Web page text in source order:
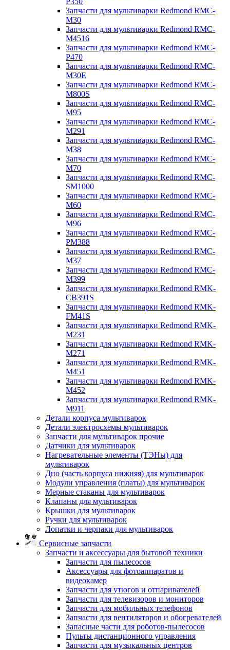
Запчасти для мультиварки Redmond RMC-
M30
Запчасти для мультиварки Redmond RMC-
M4516
Запчасти для мультиварки Redmond RMC-
P470
Запчасти для мультиварки Redmond RMC-
M30E
Запчасти для мультиварки Redmond RMC-
M800S
Запчасти для мультиварки Redmond RMC-
M95
Запчасти для мультиварки Redmond RMC-
M291
Запчасти для мультиварки Redmond RMC-
M38
Запчасти для мультиварки Redmond RMC-
M70
Запчасти для мультиварки Redmond RMC-
SM1000
Запчасти для мультиварки Redmond RMC-
M60
Запчасти для мультиварки Redmond RMC-
M96
Запчасти для мультиварки Redmond RMC-
PM388
Запчасти для мультиварки Redmond RMC-
M37
Запчасти для мультиварки Redmond RMC-
M399
Запчасти для мультиварки Redmond RMK-
CB391S
Запчасти для мультиварки Redmond RMK-
FM41S
Запчасти для мультиварки Redmond RMK-
M231
Запчасти для мультиварки Redmond RMK-
M271
Запчасти для мультиварки Redmond RMK-
M451
Запчасти для мультиварки Redmond RMK-
M452
Запчасти для мультиварки Redmond RMK-
M911
Детали корпуса мультиварок
Детали электросхемы мультиварок
Запчасти для мультиварок прочие
Датчики для мультиварок
Нагревательные элементы (ТЭНы) для
мультиварок
Дно (часть корпуса нижняя) для мультиварок
Модули управления (платы) для мультиварок
Мерные стаканы для мультиварок
Клапаны для мультиварок
Крышки для мультиварок
Ручки для мультиварок
Лопатки и черпаки для мультиварок
Сервисные запчасти
Запчасти и аксессуары для бытовой техники
Запчасти для пылесосов
Аксессуары для фотоаппаратов и
видеокамер
Запчасти для утюгов и отпаривателей
Запчасти для телевизоров и мониторов
Запчасти для мобильных телефонов
Запчасти для вентиляторов и обогревателей
Запасные части для роботов-пылесосов
Пульты дистанционного управления
Запчасти для музыкальных центров